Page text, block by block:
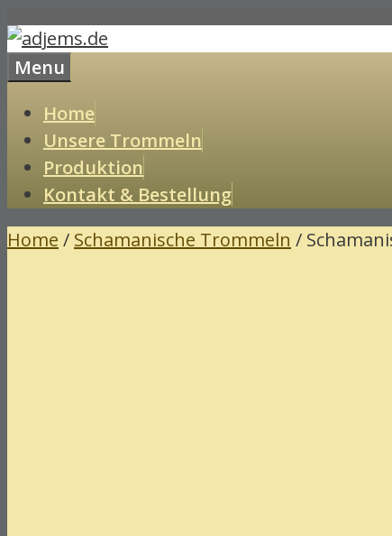
Skip
to
content
Menu
Home
Unsere Trommeln
Produktion
Kontakt & Bestellung
Home / Schamanische Trommeln /